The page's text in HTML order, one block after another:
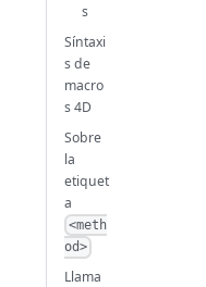
s
Síntaxi
s de
macro
s 4D
Sobre
la
etiquet
a
<meth
od>
Llama